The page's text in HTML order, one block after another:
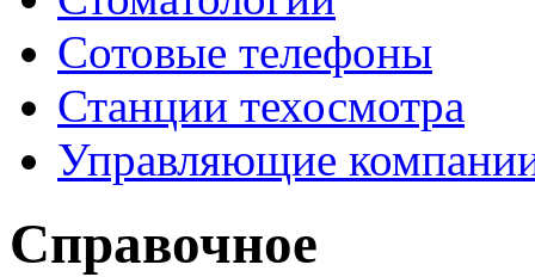
Сотовые телефоны
Станции техосмотра
Управляющие
Справочное